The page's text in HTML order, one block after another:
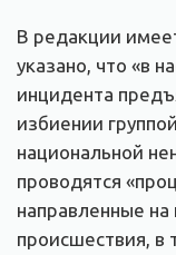
В редакции
указано, что «в
инцидента
избиении
национальной
проводятся
направленные на
происшествия, в